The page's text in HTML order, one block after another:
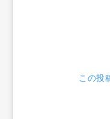
この投